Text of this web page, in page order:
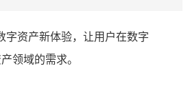
字资产新体验，让用户在数字
领域的需求。